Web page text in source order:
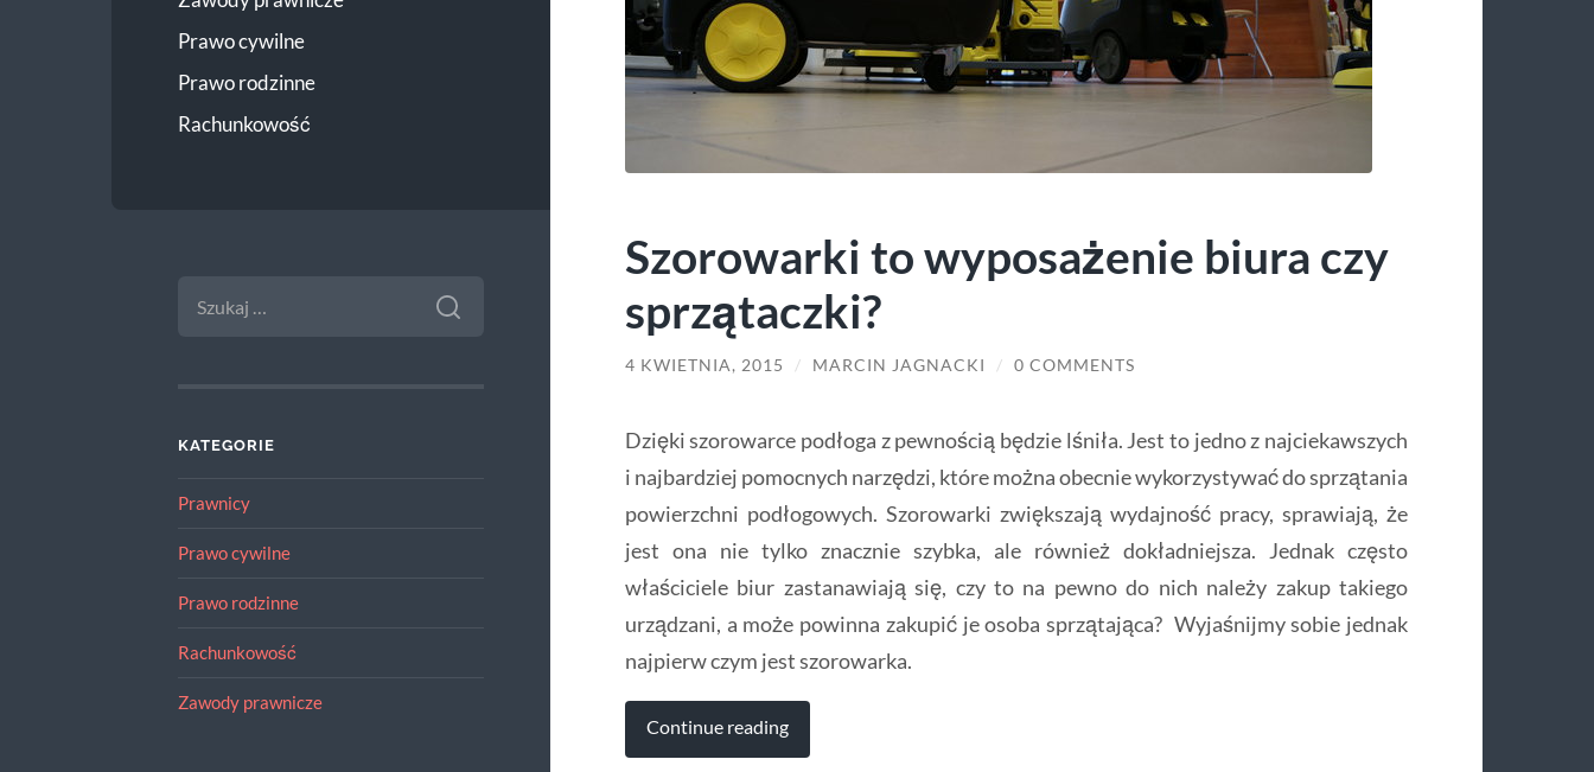
Prawo cywilne
Prawo rodzinne
Rachunkowość
KATEGORIE
Prawnicy
Prawo cywilne
Prawo rodzinne
Rachunkowość
Zawody prawnicze
Szorowarki to wyposażenie biura czy
sprzątaczki?
4 KWIETNIA, 2015 / MARCIN JAGNACKI / 0 COMMENTS
Dzięki szorowarce podłoga z pewnością będzie lśniła. Jest to jedno z najciekawszych
i najbardziej pomocnych narzędzi, które można obecnie wykorzystywać do sprzątania
powierzchni podłogowych. Szorowarki zwiększają wydajność pracy, sprawiają, że
jest ona nie tylko znacznie szybka, ale również dokładniejsza. Jednak często
właściciele biur zastanawiają się, czy to na pewno do nich należy zakup takiego
urządzani, a może powinna zakupić je osoba sprzątająca? Wyjaśnijmy sobie jednak
najpierw czym jest szorowarka.
Continue reading